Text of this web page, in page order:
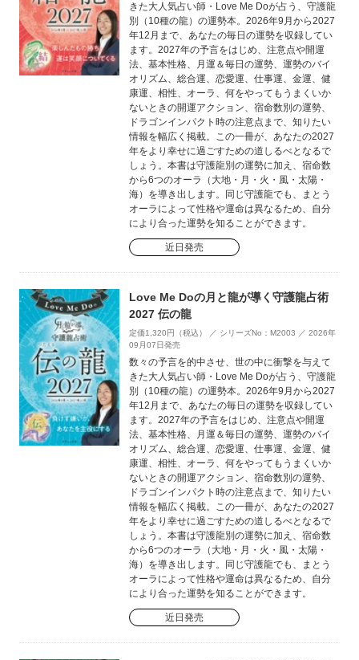
きた大人気占い師・Love Me Doが占う、守護龍
別（10種の龍）の運勢本。2026年9月から2027
年12月まで、あなたの毎日の運勢を収録してい
ます。2027年の予言をはじめ、注意点や開運
法、基本性格、月運＆毎日の運勢、運勢のバイ
オリズム、総合運、恋愛運、仕事運、金運、健
康運、相性、オーラ、何をやってもうまくいか
ないときの開運アクション、宿命数別の運勢、
ドラゴンインパクト時の注意点まで、知りたい
情報を幅広く掲載。この一冊が、あなたの2027
年をより幸せに過ごすための道しるべとなるで
しょう。本書は守護龍別の運勢に加え、宿命数
から6つのオーラ（大地・月・火・風・太陽・
海）を導き出します。同じ守護龍でも、まとう
オーラによって性格や運命は異なるため、自分
により合った運勢を知ることができます。
近日発売
Love Me Doの月と龍が導く守護龍占術
2027 伝の龍
定価1,320円（税込） ／ シリーズNo：M2003 ／ 2026年
09月07日発売
数々の予言を的中させ、世の中に衝撃を与えて
きた大人気占い師・Love Me Doが占う、守護龍
別（10種の龍）の運勢本。2026年9月から2027
年12月まで、あなたの毎日の運勢を収録してい
ます。2027年の予言をはじめ、注意点や開運
法、基本性格、月運＆毎日の運勢、運勢のバイ
オリズム、総合運、恋愛運、仕事運、金運、健
康運、相性、オーラ、何をやってもうまくいか
ないときの開運アクション、宿命数別の運勢、
ドラゴンインパクト時の注意点まで、知りたい
情報を幅広く掲載。この一冊が、あなたの2027
年をより幸せに過ごすための道しるべとなるで
しょう。本書は守護龍別の運勢に加え、宿命数
から6つのオーラ（大地・月・火・風・太陽・
海）を導き出します。同じ守護龍でも、まとう
オーラによって性格や運命は異なるため、自分
により合った運勢を知ることができます。
近日発売